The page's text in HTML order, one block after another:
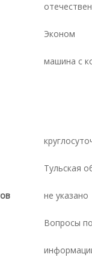
Эконом
машина с
Тульская
не указано
Вопросы